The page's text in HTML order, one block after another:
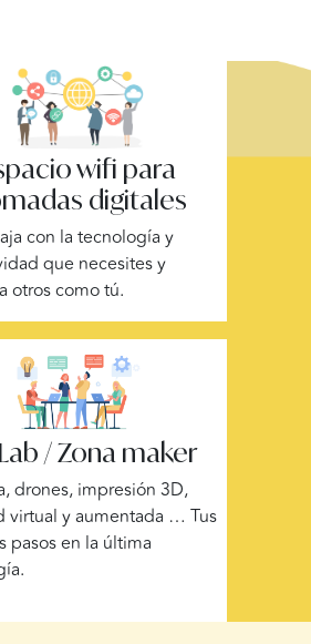
wifi para
digitales
con la tecnología y
que necesites y
otros como tú.
/ Zona maker
drones, impresión 3D,
virtual y aumentada … Tus
pasos en la última